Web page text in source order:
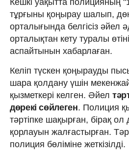
тұрғыны қоңырау шалып,
орталығында белгісіз әйел
орталықтан кету туралы
аспайтынын хабарлаған.
Келіп түскен қоңырауды
шара қолдану үшін
қызметкері келген. Әйел
дөрекі сөйлеген. Полиция
тәртіпке шақырған, бірақ ол
қорлауын жалғастырған.
полиция бөліміне жеткізілді.